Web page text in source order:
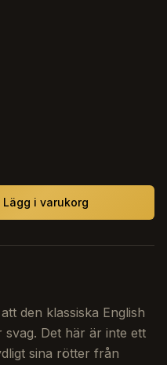
Lägg i varukorg
den klassiska English
Det här är inte ett
sina rötter från